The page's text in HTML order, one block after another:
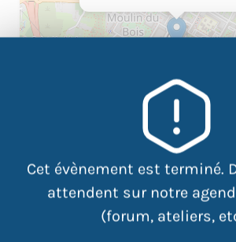
Cet évènement est terminé.
attendent sur notre
(forum, ateliers,
Leaflet |©